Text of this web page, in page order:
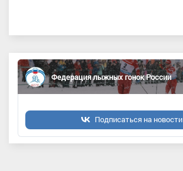
Федерация лыжных гонок России
Подписаться на новости